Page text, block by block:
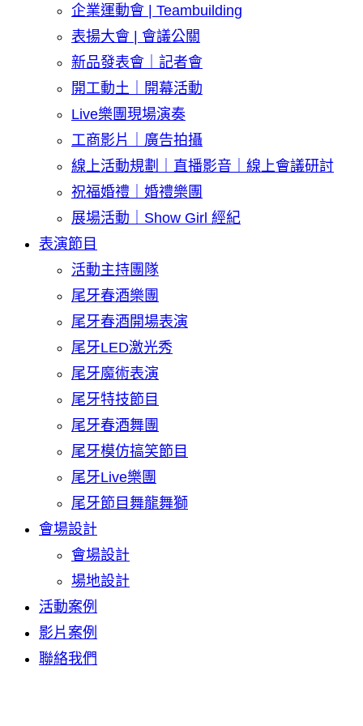
企業運動會 | Teambuilding
表揚大會 | 會議公關
新品發表會｜記者會
開工動土｜開幕活動
Live樂團現場演奏
工商影片｜廣告拍攝
線上活動規劃｜直播影音｜線上會議研討
祝福婚禮｜婚禮樂團
展場活動｜Show Girl 經紀
表演節目
活動主持團隊
尾牙春酒樂團
尾牙春酒開場表演
尾牙LED激光秀
尾牙魔術表演
尾牙特技節目
尾牙春酒舞團
尾牙模仿搞笑節目
尾牙Live樂團
尾牙節目舞龍舞獅
會場設計
會場設計
場地設計
活動案例
影片案例
聯絡我們